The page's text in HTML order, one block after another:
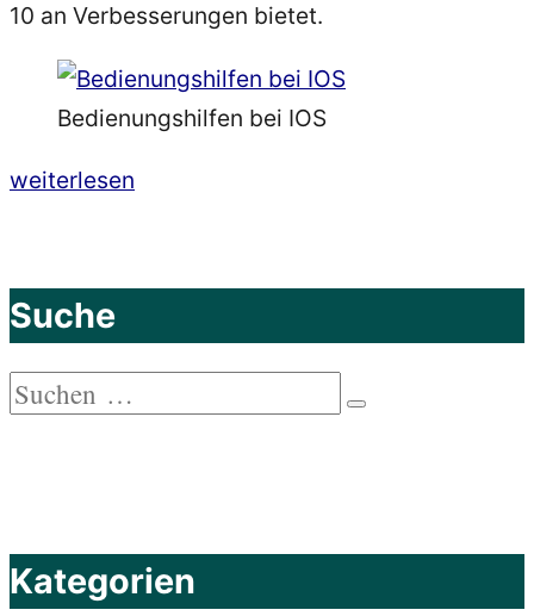
10 an Verbesserungen bietet.
Bedienungshilfen bei IOS
„Barrierefreiheit
Neuerungen
bei
IOS
10
weiterlesen
Suche
Suchen
Kategorien